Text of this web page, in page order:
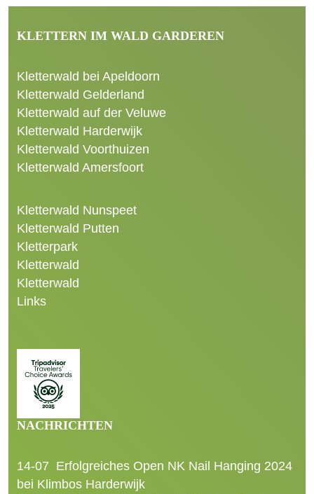
KLETTERN IM WALD GARDEREN
Kletterwald bei Apeldoorn
Kletterwald Gelderland
Kletterwald auf der Veluwe
Kletterwald Harderwijk
Kletterwald Voorthuizen
Kletterwald Amersfoort
Kletterwald Nunspeet
Kletterwald Putten
Kletterpark
Kletterwald
Kletterwald
Links
NACHRICHTEN
14-07 Erfolgreiches Open NK Nail Hanging 2024
bei Klimbos Harderwijk